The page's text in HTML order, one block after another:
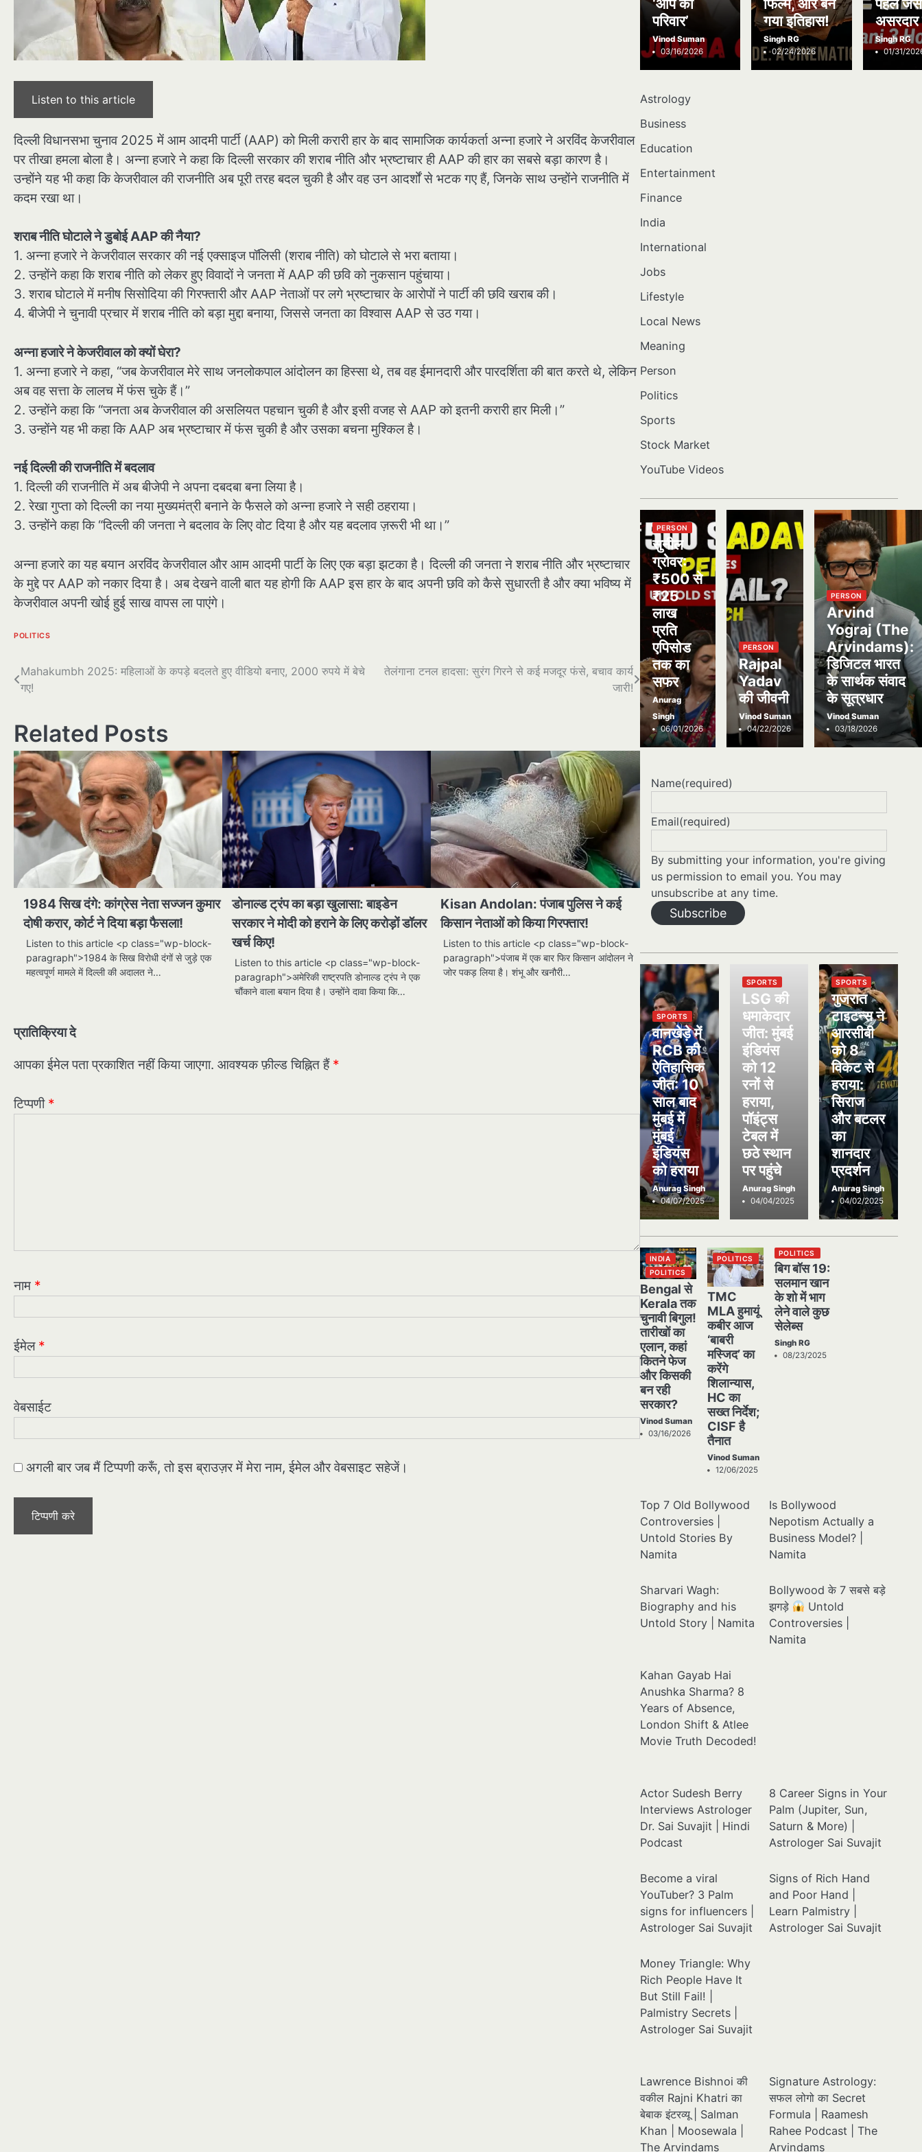
Listen to this article
दिल्ली विधानसभा चुनाव 2025 में आम आदमी पार्टी (AAP) को मिली करारी हार के बाद सामाजिक कार्यकर्ता अन्ना हजारे ने अरविंद केजरीवाल
पर तीखा हमला बोला है। अन्ना हजारे ने कहा कि दिल्ली सरकार की शराब नीति और भ्रष्टाचार ही AAP की हार का सबसे बड़ा कारण है।
उन्होंने यह भी कहा कि केजरीवाल की राजनीति अब पूरी तरह बदल चुकी है और वह उन आदर्शों से भटक गए हैं, जिनके साथ उन्होंने राजनीति में
कदम रखा था।
शराब नीति घोटाले ने डुबोई AAP की नैया?
1. अन्ना हजारे ने केजरीवाल सरकार की नई एक्साइज पॉलिसी (शराब नीति) को घोटाले से भरा बताया।
2. उन्होंने कहा कि शराब नीति को लेकर हुए विवादों ने जनता में AAP की छवि को नुकसान पहुंचाया।
3. शराब घोटाले में मनीष सिसोदिया की गिरफ्तारी और AAP नेताओं पर लगे भ्रष्टाचार के आरोपों ने पार्टी की छवि खराब की।
4. बीजेपी ने चुनावी प्रचार में शराब नीति को बड़ा मुद्दा बनाया, जिससे जनता का विश्वास AAP से उठ गया।
अन्ना हजारे ने केजरीवाल को क्यों घेरा?
1. अन्ना हजारे ने कहा, “जब केजरीवाल मेरे साथ जनलोकपाल आंदोलन का हिस्सा थे, तब वह ईमानदारी और पारदर्शिता की बात करते थे, लेकिन
अब वह सत्ता के लालच में फंस चुके हैं।”
2. उन्होंने कहा कि “जनता अब केजरीवाल की असलियत पहचान चुकी है और इसी वजह से AAP को इतनी करारी हार मिली।”
3. उन्होंने यह भी कहा कि AAP अब भ्रष्टाचार में फंस चुकी है और उसका बचना मुश्किल है।
नई दिल्ली की राजनीति में बदलाव
1. दिल्ली की राजनीति में अब बीजेपी ने अपना दबदबा बना लिया है।
2. रेखा गुप्ता को दिल्ली का नया मुख्यमंत्री बनाने के फैसले को अन्ना हजारे ने सही ठहराया।
3. उन्होंने कहा कि “दिल्ली की जनता ने बदलाव के लिए वोट दिया है और यह बदलाव ज़रूरी भी था।”
अन्ना हजारे का यह बयान अरविंद केजरीवाल और आम आदमी पार्टी के लिए एक बड़ा झटका है। दिल्ली की जनता ने शराब नीति और भ्रष्टाचार
के मुद्दे पर AAP को नकार दिया है। अब देखने वाली बात यह होगी कि AAP इस हार के बाद अपनी छवि को कैसे सुधारती है और क्या भविष्य में
केजरीवाल अपनी खोई हुई साख वापस ला पाएंगे।
POLITICS
पोस्ट
नेविगेशन
Mahakumbh 2025: महिलाओं के कपड़े बदलते हुए वीडियो बनाए, 2000 रुपये में बेचे
गए!
तेलंगाना टनल हादसा: सुरंग गिरने से कई मजदूर फंसे, बचाव कार्य
जारी!
Related Posts
1984 सिख दंगे: कांग्रेस नेता सज्जन कुमार
दोषी करार, कोर्ट ने दिया बड़ा फैसला!
Listen to this article <p class="wp-block-
paragraph">1984 के सिख विरोधी दंगों से जुड़े एक
महत्वपूर्ण मामले में दिल्ली की अदालत ने…
डोनाल्ड ट्रंप का बड़ा खुलासा: बाइडेन
सरकार ने मोदी को हराने के लिए करोड़ों डॉलर
खर्च किए!
Listen to this article <p class="wp-block-
paragraph">अमेरिकी राष्ट्रपति डोनाल्ड ट्रंप ने एक
चौंकाने वाला बयान दिया है। उन्होंने दावा किया कि…
Kisan Andolan: पंजाब पुलिस ने कई
किसान नेताओं को किया गिरफ्तार!
Listen to this article <p class="wp-block-
paragraph">पंजाब में एक बार फिर किसान आंदोलन ने
जोर पकड़ लिया है। शंभू और खनौरी…
प्रातिक्रिया दे
आपका ईमेल पता प्रकाशित नहीं किया जाएगा. आवश्यक फ़ील्ड चिह्नित हैं *
टिप्पणी *
नाम *
ईमेल *
वेबसाईट
अगली बार जब मैं टिप्पणी करूँ, तो इस ब्राउज़र में मेरा नाम, ईमेल और वेबसाइट सहेजें।
‘आप का
परिवार’
Vinod Suman
03/16/2026
फिल्में, और बन
गया इतिहास!
Singh RG
02/24/2026
पहले
असरदार
Singh RG
01/31/
Astrology
Business
Education
Entertainment
Finance
India
International
Jobs
Lifestyle
Local News
Meaning
Person
Politics
Sports
Stock Market
YouTube Videos
PERSON
सुनील
ग्रोवर:
₹500 से
₹25
लाख
प्रति
एपिसोड
तक का
सफर
Anurag
Singh
06/01/2026
PERSON
Rajpal
Yadav
की जीवनी
Vinod Suman
04/22/2026
PERSON
Arvind
Yograj (The
Arvindams):
डिजिटल भारत
के सार्थक संवाद
के सूत्रधार
Vinod Suman
03/18/2026
Name(required)
Email(required)
By submitting your information, you're giving
us permission to email you. You may
unsubscribe at any time.
Subscribe
SPORTS
वानखेड़े में
RCB की
ऐतिहासिक
जीत: 10
साल बाद
मुंबई में
मुंबई
इंडियंस
को हराया
Anurag Singh
04/07/2025
SPORTS
LSG की
धमाकेदार
जीत: मुंबई
इंडियंस
को 12
रनों से
हराया,
पॉइंट्स
टेबल में
छठे स्थान
पर पहुंचे
Anurag Singh
04/04/2025
SPORTS
गुजरात
टाइटन्स ने
आरसीबी
को 8
विकेट से
हराया:
सिराज
और बटलर
का
शानदार
प्रदर्शन
Anurag Singh
04/02/2025
INDIA
POLITICS
Bengal से
Kerala तक
चुनावी बिगुल!
तारीखों का
एलान, कहां
कितने फेज
और किसकी
बन रही
सरकार?
Vinod Suman
03/16/2026
POLITICS
TMC
MLA हुमायूं
कबीर आज
‘बाबरी
मस्जिद’ का
करेंगे
शिलान्यास,
HC का
सख्त निर्देश;
CISF है
तैनात
Vinod Suman
12/06/2025
POLITICS
बिग बॉस 19:
सलमान खान
के शो में भाग
लेने वाले कुछ
सेलेब्स
Singh RG
08/23/2025
Top 7 Old Bollywood
Controversies |
Untold Stories By
Namita
Is Bollywood
Nepotism Actually a
Business Model? |
Namita
Sharvari Wagh:
Biography and his
Untold Story | Namita
Bollywood के 7 सबसे बड़े
झगड़े
Untold
Controversies |
Namita
Kahan Gayab Hai
Anushka Sharma? 8
Years of Absence,
London Shift & Atlee
Movie Truth Decoded!
Actor Sudesh Berry
Interviews Astrologer
Dr. Sai Suvajit | Hindi
Podcast
8 Career Signs in Your
Palm (Jupiter, Sun,
Saturn & More) |
Astrologer Sai Suvajit
Become a viral
YouTuber? 3 Palm
signs for influencers |
Astrologer Sai Suvajit
Signs of Rich Hand
and Poor Hand |
Learn Palmistry |
Astrologer Sai Suvajit
Money Triangle: Why
Rich People Have It
But Still Fail! |
Palmistry Secrets |
Astrologer Sai Suvajit
Lawrence Bishnoi की
वकील Rajni Khatri का
बेबाक इंटरव्यू | Salman
Khan | Moosewala |
The Arvindams
Signature Astrology:
सफल लोगो का Secret
Formula | Raamesh
Rahee Podcast | The
Arvindams